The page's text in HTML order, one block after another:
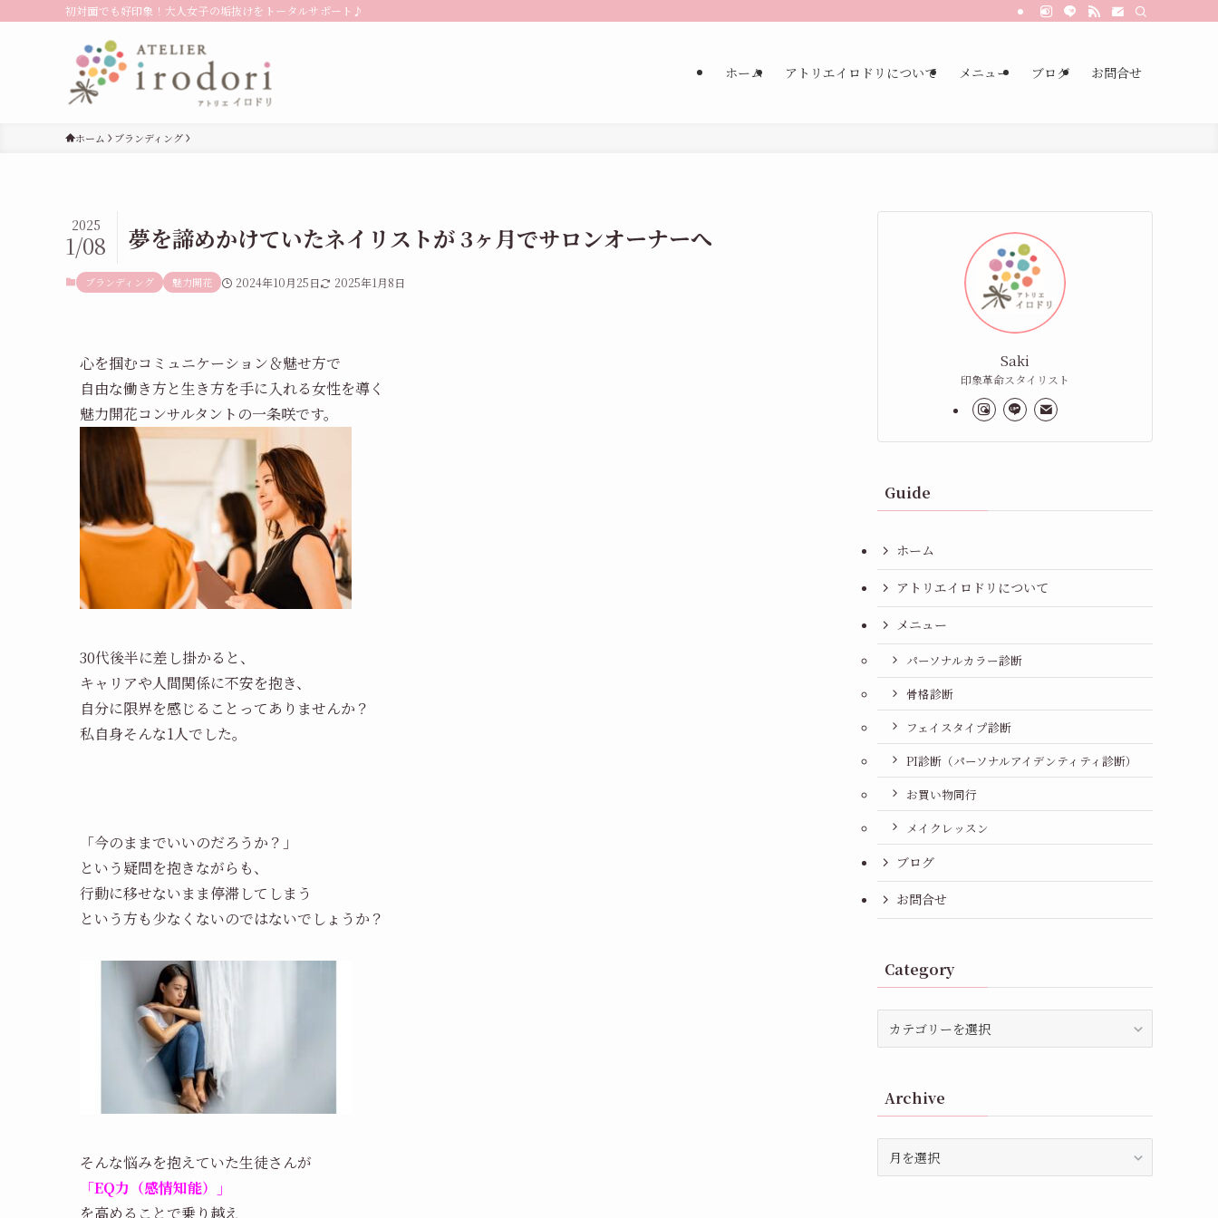
初対面でも好印象！大人女子の垢抜けをトータルサポート♪
ホーム アトリエイロドリについて メニュー ブログ お問合せ
ホーム ブランディング
夢を諦めかけていたネイリストが 3ヶ月でサロンオーナーへ
2025
1/08
ブランディング 魅力開花 2024年10月25日 2025年1月8日
心を掴むコミュニケーション＆魅せ方で
自由な働き方と生き方を手に入れる女性を導く
魅力開花コンサルタントの一条咲です。
30代後半に差し掛かると、
キャリアや人間関係に不安を抱き、
自分に限界を感じることってありませんか？
私自身そんな1人でした。
「今のままでいいのだろうか？」
という疑問を抱きながらも、
行動に移せないまま停滞してしまう
という方も少なくないのではないでしょうか？
そんな悩みを抱えていた生徒さんが
「EQ力（感情知能）」
を高めることで乗り越え
Saki
印象革命スタイリスト
Guide
ホーム
アトリエイロドリについて
メニュー
パーソナルカラー診断
骨格診断
フェイスタイプ診断
PI診断（パーソナルアイデンティティ診断）
お買い物同行
メイクレッスン
ブログ
お問合せ
Category
Archive